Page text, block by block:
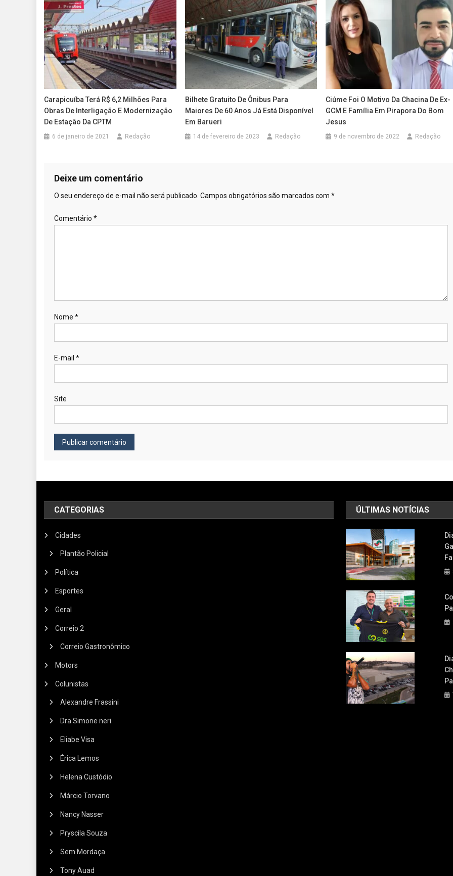
Carapicuíba Terá R$ 6,2 Milhões Para
Obras De Interligação E Modernização
De Estação Da CPTM
6 de janeiro de 2021 Redação
Bilhete Gratuito De Ônibus Para
Maiores De 60 Anos Já Está Disponível
Em Barueri
14 de fevereiro de 2023 Redação
Ciúme Foi O Motivo Da Chacina De Ex-
GCM E Família Em Pirapora Do Bom
Jesus
9 de novembro de 2022 Redação
Deixe um comentário
O seu endereço de e-mail não será publicado. Campos obrigatórios são marcados com *
Comentário *
Nome *
E-mail *
Site
CATEGORIAS
Cidades
Plantão Policial
Política
Esportes
Geral
Correio 2
Correio Gastronômico
Motors
Colunistas
Alexandre Frassini
Dra Simone neri
Eliabe Visa
Érica Lemos
Helena Custódio
Márcio Torvano
Nancy Nasser
Pryscila Souza
Sem Mordaça
Tony Auad
ÚLTIMAS NOTÍCIAS